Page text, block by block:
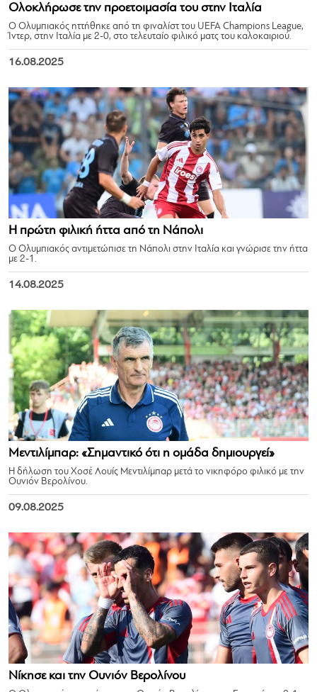
Ολοκλήρωσε την προετοιμασία του στην Ιταλία
Ο Ολυμπιακός ηττήθηκε από τη φιναλίστ του UEFA Champions League,
Ίντερ, στην Ιταλία με 2-0, στο τελευταίο φιλικό ματς του καλοκαιριού.
16.08.2025
Η πρώτη φιλική ήττα από τη Νάπολι
Ο Ολυμπιακός αντιμετώπισε τη Νάπολι στην Ιταλία και γνώρισε την ήττα
με 2-1.
14.08.2025
Μεντιλίμπαρ: «Σημαντικό ότι η ομάδα δημιουργεί»
Η δήλωση του Χοσέ Λουίς Μεντιλίμπαρ μετά το νικηφόρο φιλικό με την
Ουνιόν Βερολίνου.
09.08.2025
Νίκησε και την Ουνιόν Βερολίνου